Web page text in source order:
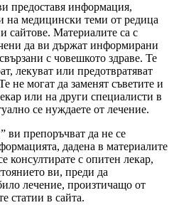
предоставя информация,
на медицински теми от редица
сайтове. Материалите са с
да ви държат информирани
с човешкото здраве. Те
лекуват или предотвратяват
не могат да заменят съветите и
или на други специалисти в
се нуждаете от лечение.
ви препоръчват да не се
дадена в материалите
консултирате с опитен лекар,
ви, преди да
лечение, произтичащо от
статии в сайта.